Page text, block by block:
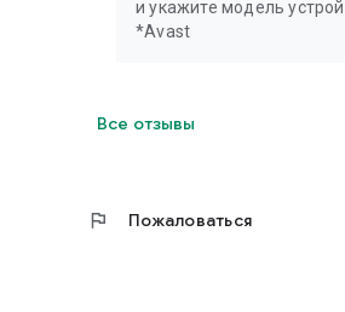
и укажите модель
*Avast
Все отзывы
flag Пожаловаться